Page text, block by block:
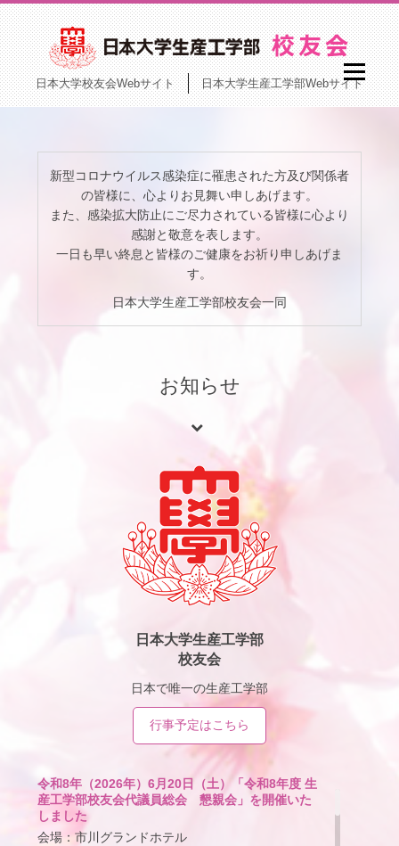
日本大学校友会Webサイト 日本大学生産工学部Webサイト
新型コロナウイルス感染症に罹患された方及び関係者
の皆様に、心よりお見舞い申しあげます。
また、感染拡大防止にご尽力されている皆様に心より
感謝と敬意を表します。
一日も早い終息と皆様のご健康をお祈り申しあげま
す。
日本大学生産工学部校友会一同
お知らせ
日本大学生産工学部
校友会
日本で唯一の生産工学部
行事予定はこちら
令和8年（2026年）6月20日（土）「令和8年度 生
産工学部校友会代議員総会 懇親会」を開催いた
しました
会場：市川グランドホテル